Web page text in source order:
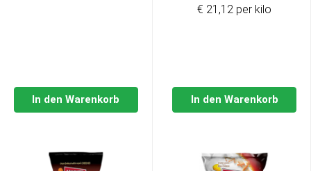
In den Warenkorb In den Warenkorb
€ 21,12 per kilo